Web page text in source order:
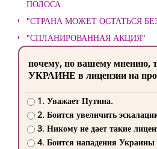
ПОЛОСА
"СТРАНА МОЖЕТ ОСТАТЬСЯ
"СПЛАНИРОВАННАЯ АКЦИЯ"
почему, по вашему мнению,
УКРАИНЕ в лицензии на
1. Уважает Путина.
2. Боится увеличить
3. Никому не дает такие
4. Боится нападения